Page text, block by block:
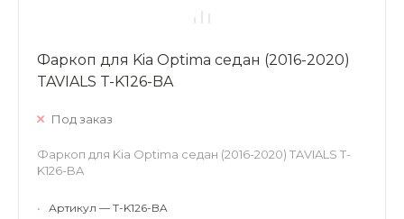
Фаркоп для Kia Optima седан (2016-2020)
TAVIALS T-K126-BA
Под заказ
Фаркоп для Kia Optima седан (2016-2020) TAVIALS T-
K126-BA
•
Артикул — T-K126-BA